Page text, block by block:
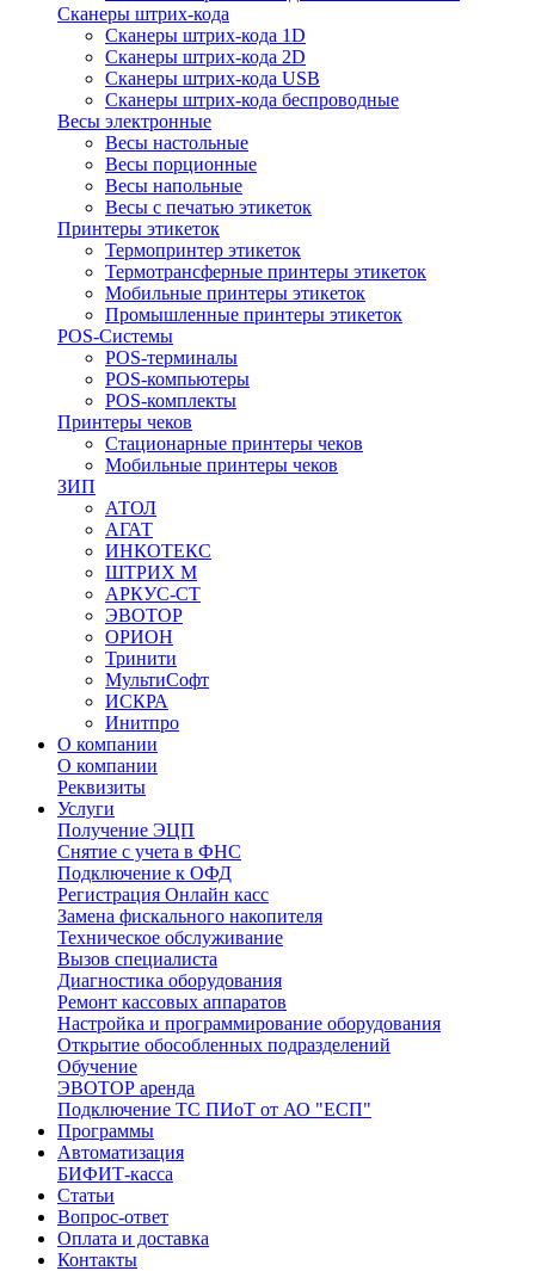
Сканеры штрих-кода
Сканеры штрих-кода 1D
Сканеры штрих-кода 2D
Сканеры штрих-кода USB
Сканеры штрих-кода беспроводные
Весы электронные
Весы настольные
Весы порционные
Весы напольные
Весы с печатью этикеток
Принтеры этикеток
Термопринтер этикеток
Термотрансферные принтеры этикеток
Мобильные принтеры этикеток
Промышленные принтеры этикеток
POS-Системы
POS-терминалы
POS-компьютеры
POS-комплекты
Принтеры чеков
Стационарные принтеры чеков
Мобильные принтеры чеков
ЗИП
АТОЛ
АГАТ
ИНКОТЕКС
ШТРИХ М
АРКУС-СТ
ЭВОТОР
ОРИОН
Тринити
МультиСофт
ИСКРА
Инитпро
О компании
О компании
Реквизиты
Услуги
Получение ЭЦП
Снятие с учета в ФНС
Подключение к ОФД
Регистрация Онлайн касс
Замена фискального накопителя
Техническое обслуживание
Вызов специалиста
Диагностика оборудования
Ремонт кассовых аппаратов
Настройка и программирование оборудования
Открытие обособленных подразделений
Обучение
ЭВОТОР аренда
Подключение ТС ПИоТ от АО "ЕСП"
Программы
Автоматизация
БИФИТ-касса
Статьи
Вопрос-ответ
Оплата и доставка
Контакты